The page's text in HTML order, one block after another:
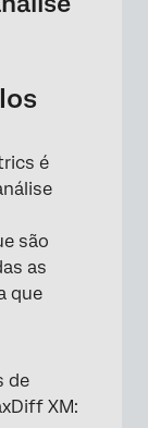
é
são
as
que
de
XM: